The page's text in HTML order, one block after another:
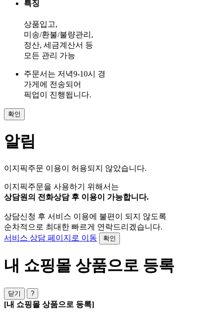
특징
상품입고,
미송/환불/불량관리,
정산, 세금계산서 등
모든 관리 가능
주문서는 저녁9-10시 경
가게에 전송되어
픽업이 진행됩니다.
확인
알림
이지픽주문 이용이 허용되지 않았습니다.
이지픽주문을 사용하기 위해서는
상담원의 전화상담 후 이용이 가능합니다.
상담신청 후 서비스 이용에 불편이 되지 않도록
순차적으로 최대한 빠르게 연락드리겠습니다.
서비스 상담 페이지로 이동
확인
내 쇼핑몰 상품으로 등록
닫기 ?
[내 쇼핑몰 상품으로 등록]